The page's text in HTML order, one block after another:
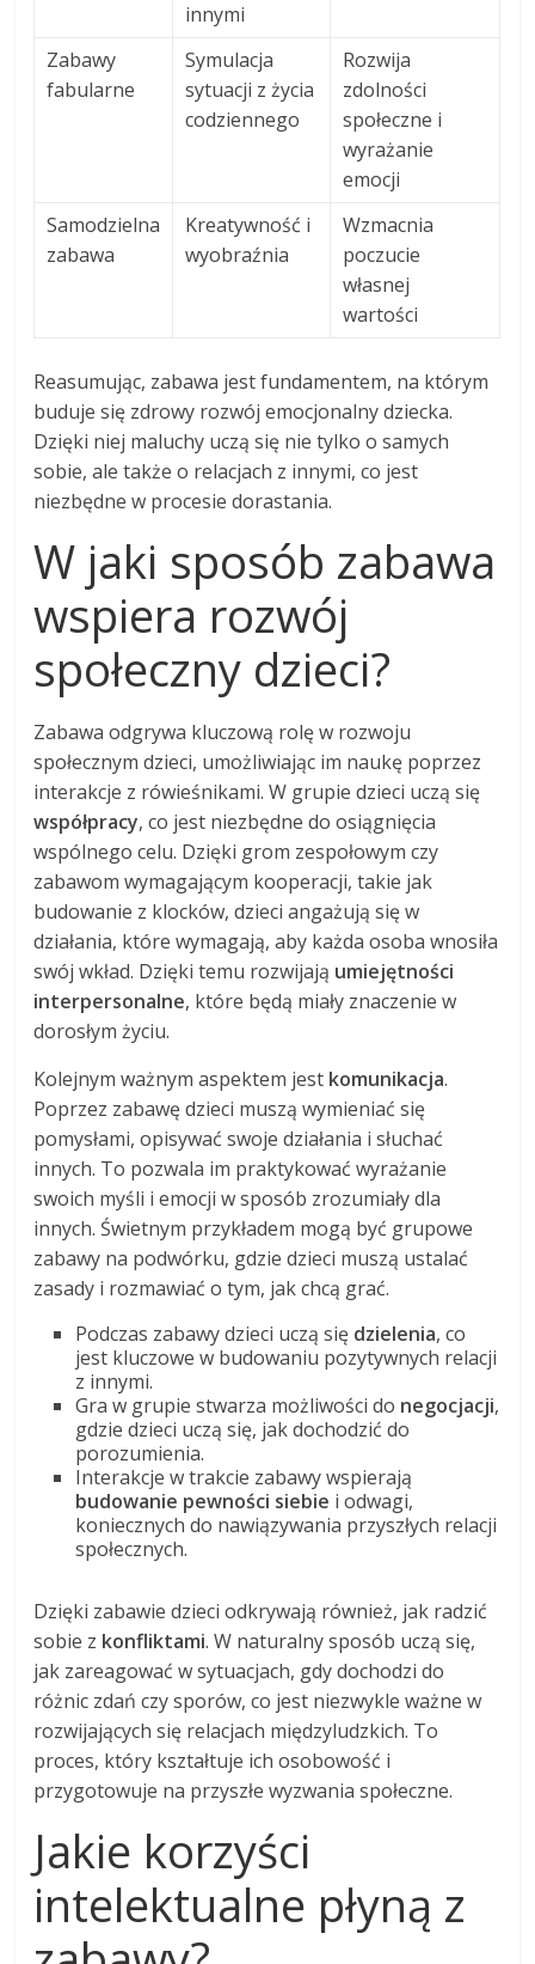
innymi
Zabawy
fabularne
Symulacja
sytuacji z życia
codziennego
Rozwija
zdolności
społeczne i
wyrażanie
emocji
Samodzielna
zabawa
Kreatywność i
wyobraźnia
Wzmacnia
poczucie
własnej
wartości
Reasumując, zabawa jest fundamentem, na którym
buduje się zdrowy rozwój emocjonalny dziecka.
Dzięki niej maluchy uczą się nie tylko o samych
sobie, ale także o relacjach z innymi, co jest
niezbędne w procesie dorastania.
W jaki sposób zabawa
wspiera rozwój
społeczny dzieci?
Zabawa odgrywa kluczową rolę w rozwoju
społecznym dzieci, umożliwiając im naukę poprzez
interakcje z rówieśnikami. W grupie dzieci uczą się
współpracy, co jest niezbędne do osiągnięcia
wspólnego celu. Dzięki grom zespołowym czy
zabawom wymagającym kooperacji, takie jak
budowanie z klocków, dzieci angażują się w
działania, które wymagają, aby każda osoba wnosiła
swój wkład. Dzięki temu rozwijają umiejętności
interpersonalne, które będą miały znaczenie w
dorosłym życiu.
Kolejnym ważnym aspektem jest komunikacja.
Poprzez zabawę dzieci muszą wymieniać się
pomysłami, opisywać swoje działania i słuchać
innych. To pozwala im praktykować wyrażanie
swoich myśli i emocji w sposób zrozumiały dla
innych. Świetnym przykładem mogą być grupowe
zabawy na podwórku, gdzie dzieci muszą ustalać
zasady i rozmawiać o tym, jak chcą grać.
Podczas zabawy dzieci uczą się dzielenia, co
jest kluczowe w budowaniu pozytywnych relacji
z innymi.
Gra w grupie stwarza możliwości do negocjacji,
gdzie dzieci uczą się, jak dochodzić do
porozumienia.
Interakcje w trakcie zabawy wspierają
budowanie pewności siebie i odwagi,
koniecznych do nawiązywania przyszłych relacji
społecznych.
Dzięki zabawie dzieci odkrywają również, jak radzić
sobie z konfliktami. W naturalny sposób uczą się,
jak zareagować w sytuacjach, gdy dochodzi do
różnic zdań czy sporów, co jest niezwykle ważne w
rozwijających się relacjach międzyludzkich. To
proces, który kształtuje ich osobowość i
przygotowuje na przyszłe wyzwania społeczne.
Jakie korzyści
intelektualne płyną z